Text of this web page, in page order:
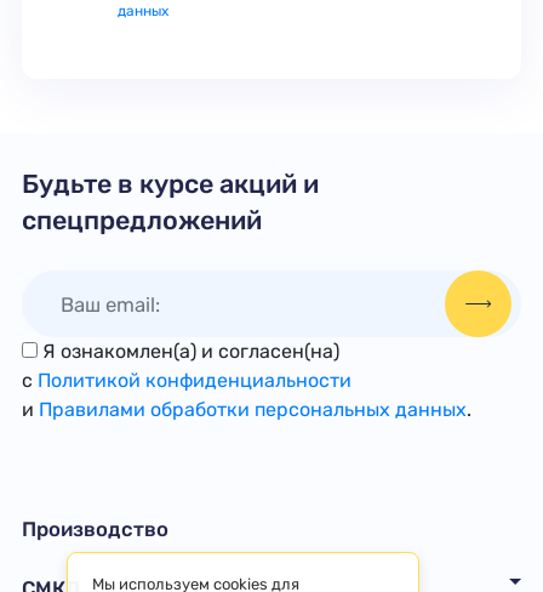
данных
Будьте в курсе акций и
спецпредложений
Я ознакомлен(а) и согласен(на)
с Политикой конфиденциальности
и Правилами обработки персональных данных.
Производство
Мы используем cookies для